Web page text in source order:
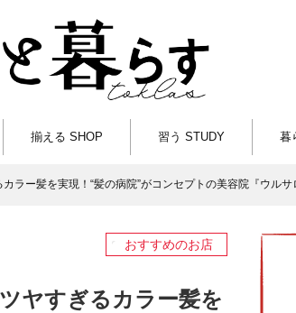
揃える SHOP 習う STUDY 暮
ラー髪を実現！“髪の病院”がコンセプトの美容院『ウルサ
おすすめのお店
ヤすぎるカラー髪を